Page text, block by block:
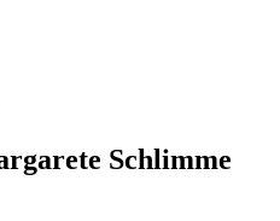
Schlimme